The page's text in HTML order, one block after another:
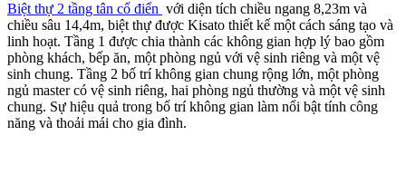
Biệt thự 2 tầng tân cổ điển với diện tích chiều ngang 8,23m và
chiều sâu 14,4m, biệt thự được Kisato thiết kế một cách sáng tạo và
linh hoạt. Tầng 1 được chia thành các không gian hợp lý bao gồm
phòng khách, bếp ăn, một phòng ngủ với vệ sinh riêng và một vệ
sinh chung. Tầng 2 bố trí không gian chung rộng lớn, một phòng
ngủ master có vệ sinh riêng, hai phòng ngủ thường và một vệ sinh
chung. Sự hiệu quả trong bố trí không gian làm nổi bật tính công
năng và thoải mái cho gia đình.